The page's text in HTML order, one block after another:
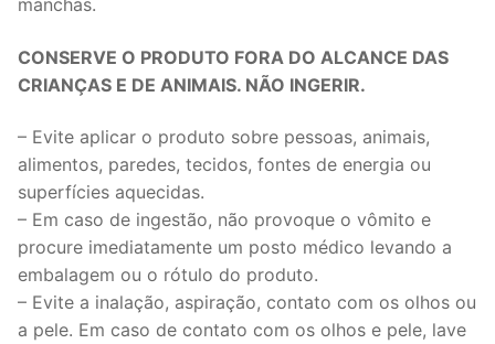
CONSERVE O PRODUTO FORA DO ALCANCE DAS
CRIANÇAS E DE ANIMAIS. NÃO INGERIR.
– Evite aplicar o produto sobre pessoas, animais,
alimentos, paredes, tecidos, fontes de energia ou
superfícies aquecidas.
– Em caso de ingestão, não provoque o vômito e
procure imediatamente um posto médico levando a
embalagem ou o rótulo do produto.
– Evite a inalação, aspiração, contato com os olhos ou
a pele. Em caso de contato com os olhos e pele, lave